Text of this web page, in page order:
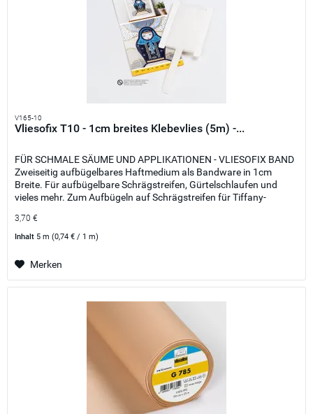
V165-10
Vliesofix T10 - 1cm breites Klebevlies (5m) -...
FÜR SCHMALE SÄUME UND APPLIKATIONEN - VLIESOFIX BAND
Zweiseitig aufbügelbares Haftmedium als Bandware in 1cm
Breite. Für aufbügelbare Schrägstreifen, Gürtelschlaufen und
vieles mehr. Zum Aufbügeln auf Schrägstreifen für Tiffany-
3,70 €
Inhalt 5 m(0,74 € / 1 m)
Merken